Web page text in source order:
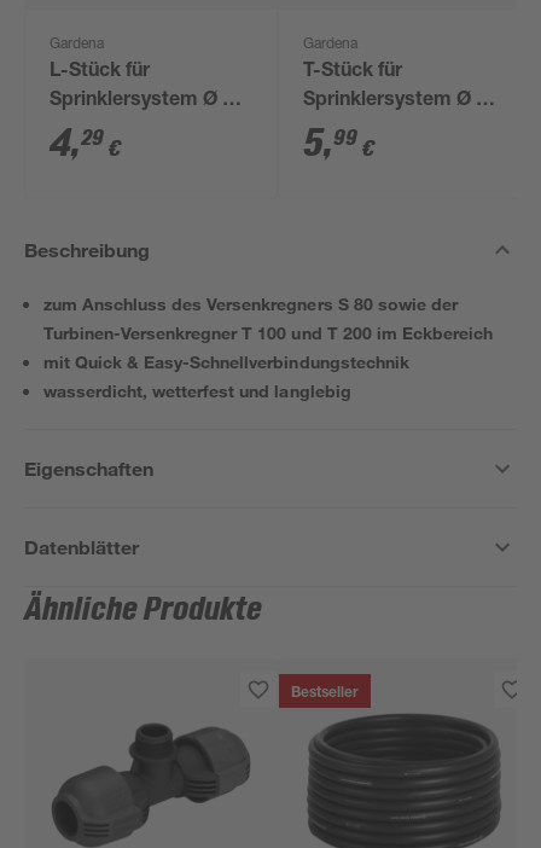
Gardena
L-Stück für
Sprinklersystem Ø 25
mm x 13 mm (1/2")
4,29 €
Gardena
T-Stück für
Sprinklersystem Ø 25
mm x 13 mm (1/2")
AG
5,99 €
Beschreibung
zum Anschluss des Versenkregners S 80 sowie der
Turbinen-Versenkregner T 100 und T 200 im Eckbereich
mit Quick & Easy-Schnellverbindungstechnik
wasserdicht, wetterfest und langlebig
Eigenschaften
Datenblätter
Ähnliche Produkte
Bestseller